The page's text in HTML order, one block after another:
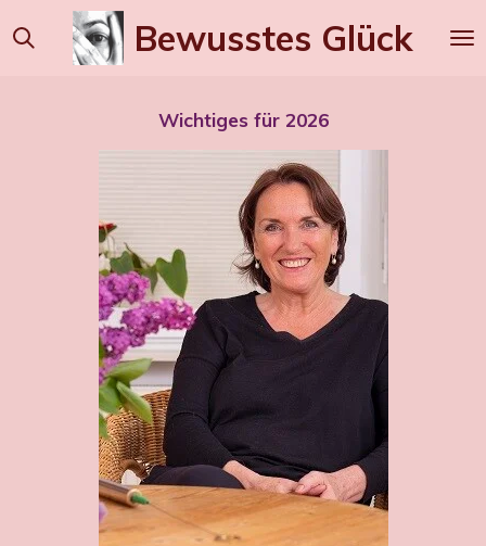
Zum
Hauptinhalt
Bewusstes Glück
Wichtiges für 2026